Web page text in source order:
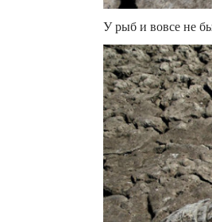
У рыб и вовсе не